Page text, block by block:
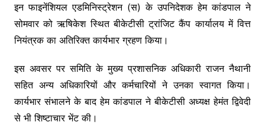
इन फाइनेंशियल एडमिनिस्ट्रेशन (स) के उपनिदेशक हेम कांडपाल ने
सोमवार को ऋषिकेश स्थित बीकेटीसी ट्रांजिट कैंप कार्यालय में वित्त
नियंत्रक का अतिरिक्त कार्यभार ग्रहण किया।
इस अवसर पर समिति के मुख्य प्रशासनिक अधिकारी राजन नैथानी
सहित अन्य अधिकारियों और कर्मचारियों ने उनका स्वागत किया।
कार्यभार संभालने के बाद हेम कांडपाल ने बीकेटीसी अध्यक्ष हेमंत द्विवेदी
से भी शिष्टाचार भेंट की।